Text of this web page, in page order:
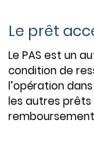
Le prêt
Le PAS est un
condition de
l’opération
les autres prêts